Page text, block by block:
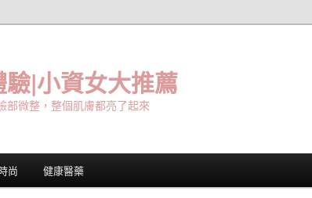
|小資女大推薦
部微整，整個肌膚都亮了起來
尚 健康醫藥